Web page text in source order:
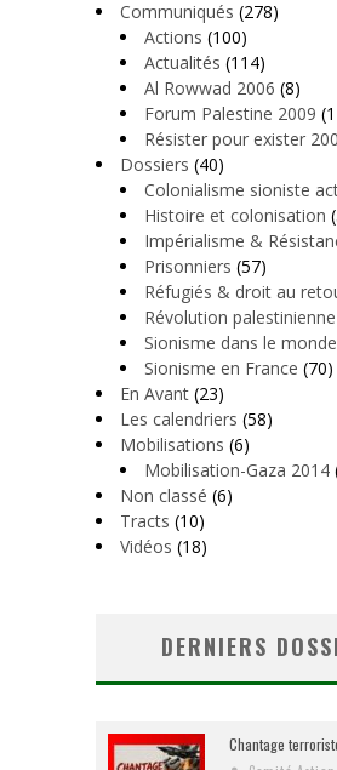
Communiqués (278)
Actions (100)
Actualités (114)
Al Rowwad 2006 (8)
Forum Palestine 2009
Résister pour exister
Dossiers (40)
Colonialisme sioniste
Histoire et colonisation
Impérialisme &
Prisonniers (57)
Réfugiés & droit au
Révolution palestinienne
Sionisme dans le monde
Sionisme en France (70)
En Avant (23)
Les calendriers (58)
Mobilisations (6)
Mobilisation-Gaza 2014
Non classé (6)
Tracts (10)
Vidéos (18)
DERNIERS
Chantage